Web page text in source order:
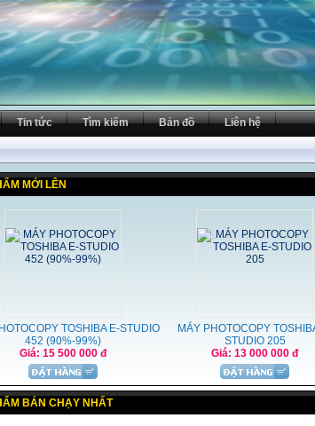
Tin tức Tìm kiếm Bản đồ Liên hệ
MỚI LÊN
TOSHIBA E-STUDIO
452 (90%-99%)
Giá: 15 500 000 đ
MÁY PHOTOCOPY
STUDIO 205
Giá: 13 000 000 đ
BÁN CHẠY NHẤT